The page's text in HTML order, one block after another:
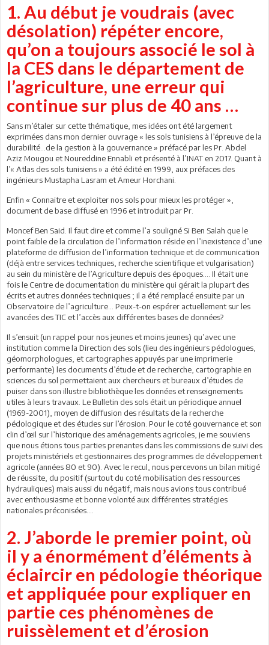
1. Au début je voudrais (avec
désolation) répéter encore,
qu’on a toujours associé le sol à
la CES dans le département de
l’agriculture, une erreur qui
continue sur plus de 40 ans …
Sans m’étaler sur cette thématique, mes idées ont été largement
exprimées dans mon dernier ouvrage « les sols tunisiens à l’épreuve de la
durabilité…de la gestion à la gouvernance » préfacé par les Pr. Abdel
Aziz Mougou et Noureddine Ennabli et présenté à l’INAT en 2017. Quant à
l’« Atlas des sols tunisiens » a été édité en 1999, aux préfaces des
ingénieurs Mustapha Lasram et Ameur Horchani.
Enfin « Connaitre et exploiter nos sols pour mieux les protéger »,
document de base diffusé en 1996 et introduit par Pr.
Moncef Ben Said. Il faut dire et comme l’a souligné Si Ben Salah que le
point faible de la circulation de l’information réside en l’inexistence d’une
plateforme de diffusion de l’information technique et de communication
(déjà entre services techniques, recherche scientifique et vulgarisation)
au sein du ministère de l’Agriculture depuis des époques…. Il était une
fois le Centre de documentation du ministère qui gérait la plupart des
écrits et autres données techniques ; il a été remplacé ensuite par un
Observatoire de l’agriculture… Peux-t-on espérer actuellement sur les
avancées des TIC et l’accès aux différentes bases de données?
Il s’ensuit (un rappel pour nos jeunes et moins jeunes) qu’avec une
institution comme la Direction des sols (lieu des ingénieurs pédologues,
géomorphologues, et cartographes appuyés par une imprimerie
performante) les documents d’étude et de recherche, cartographie en
sciences du sol permettaient aux chercheurs et bureaux d’études de
puiser dans son illustre bibliothèque les données et renseignements
utiles à leurs travaux. Le Bulletin des sols était un périodique annuel
(1969-2001), moyen de diffusion des résultats de la recherche
pédologique et des études sur l’érosion. Pour le coté gouvernance et son
clin d’œil sur l’historique des aménagements agricoles, je me souviens
que nous étions tous parties prenantes dans les commissions de suivi des
projets ministériels et gestionnaires des programmes de développement
agricole (années 80 et 90). Avec le recul, nous percevons un bilan mitigé
de réussite, du positif (surtout du coté mobilisation des ressources
hydrauliques) mais aussi du négatif, mais nous avions tous contribué
avec enthousiasme et bonne volonté aux différentes stratégies
nationales préconisées….
2. J’aborde le premier point, où
il y a énormément d’éléments à
éclaircir en pédologie théorique
et appliquée pour expliquer en
partie ces phénomènes de
ruissèlement et d’érosion